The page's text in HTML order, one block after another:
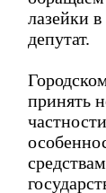
лазейки в
депутат.
принять